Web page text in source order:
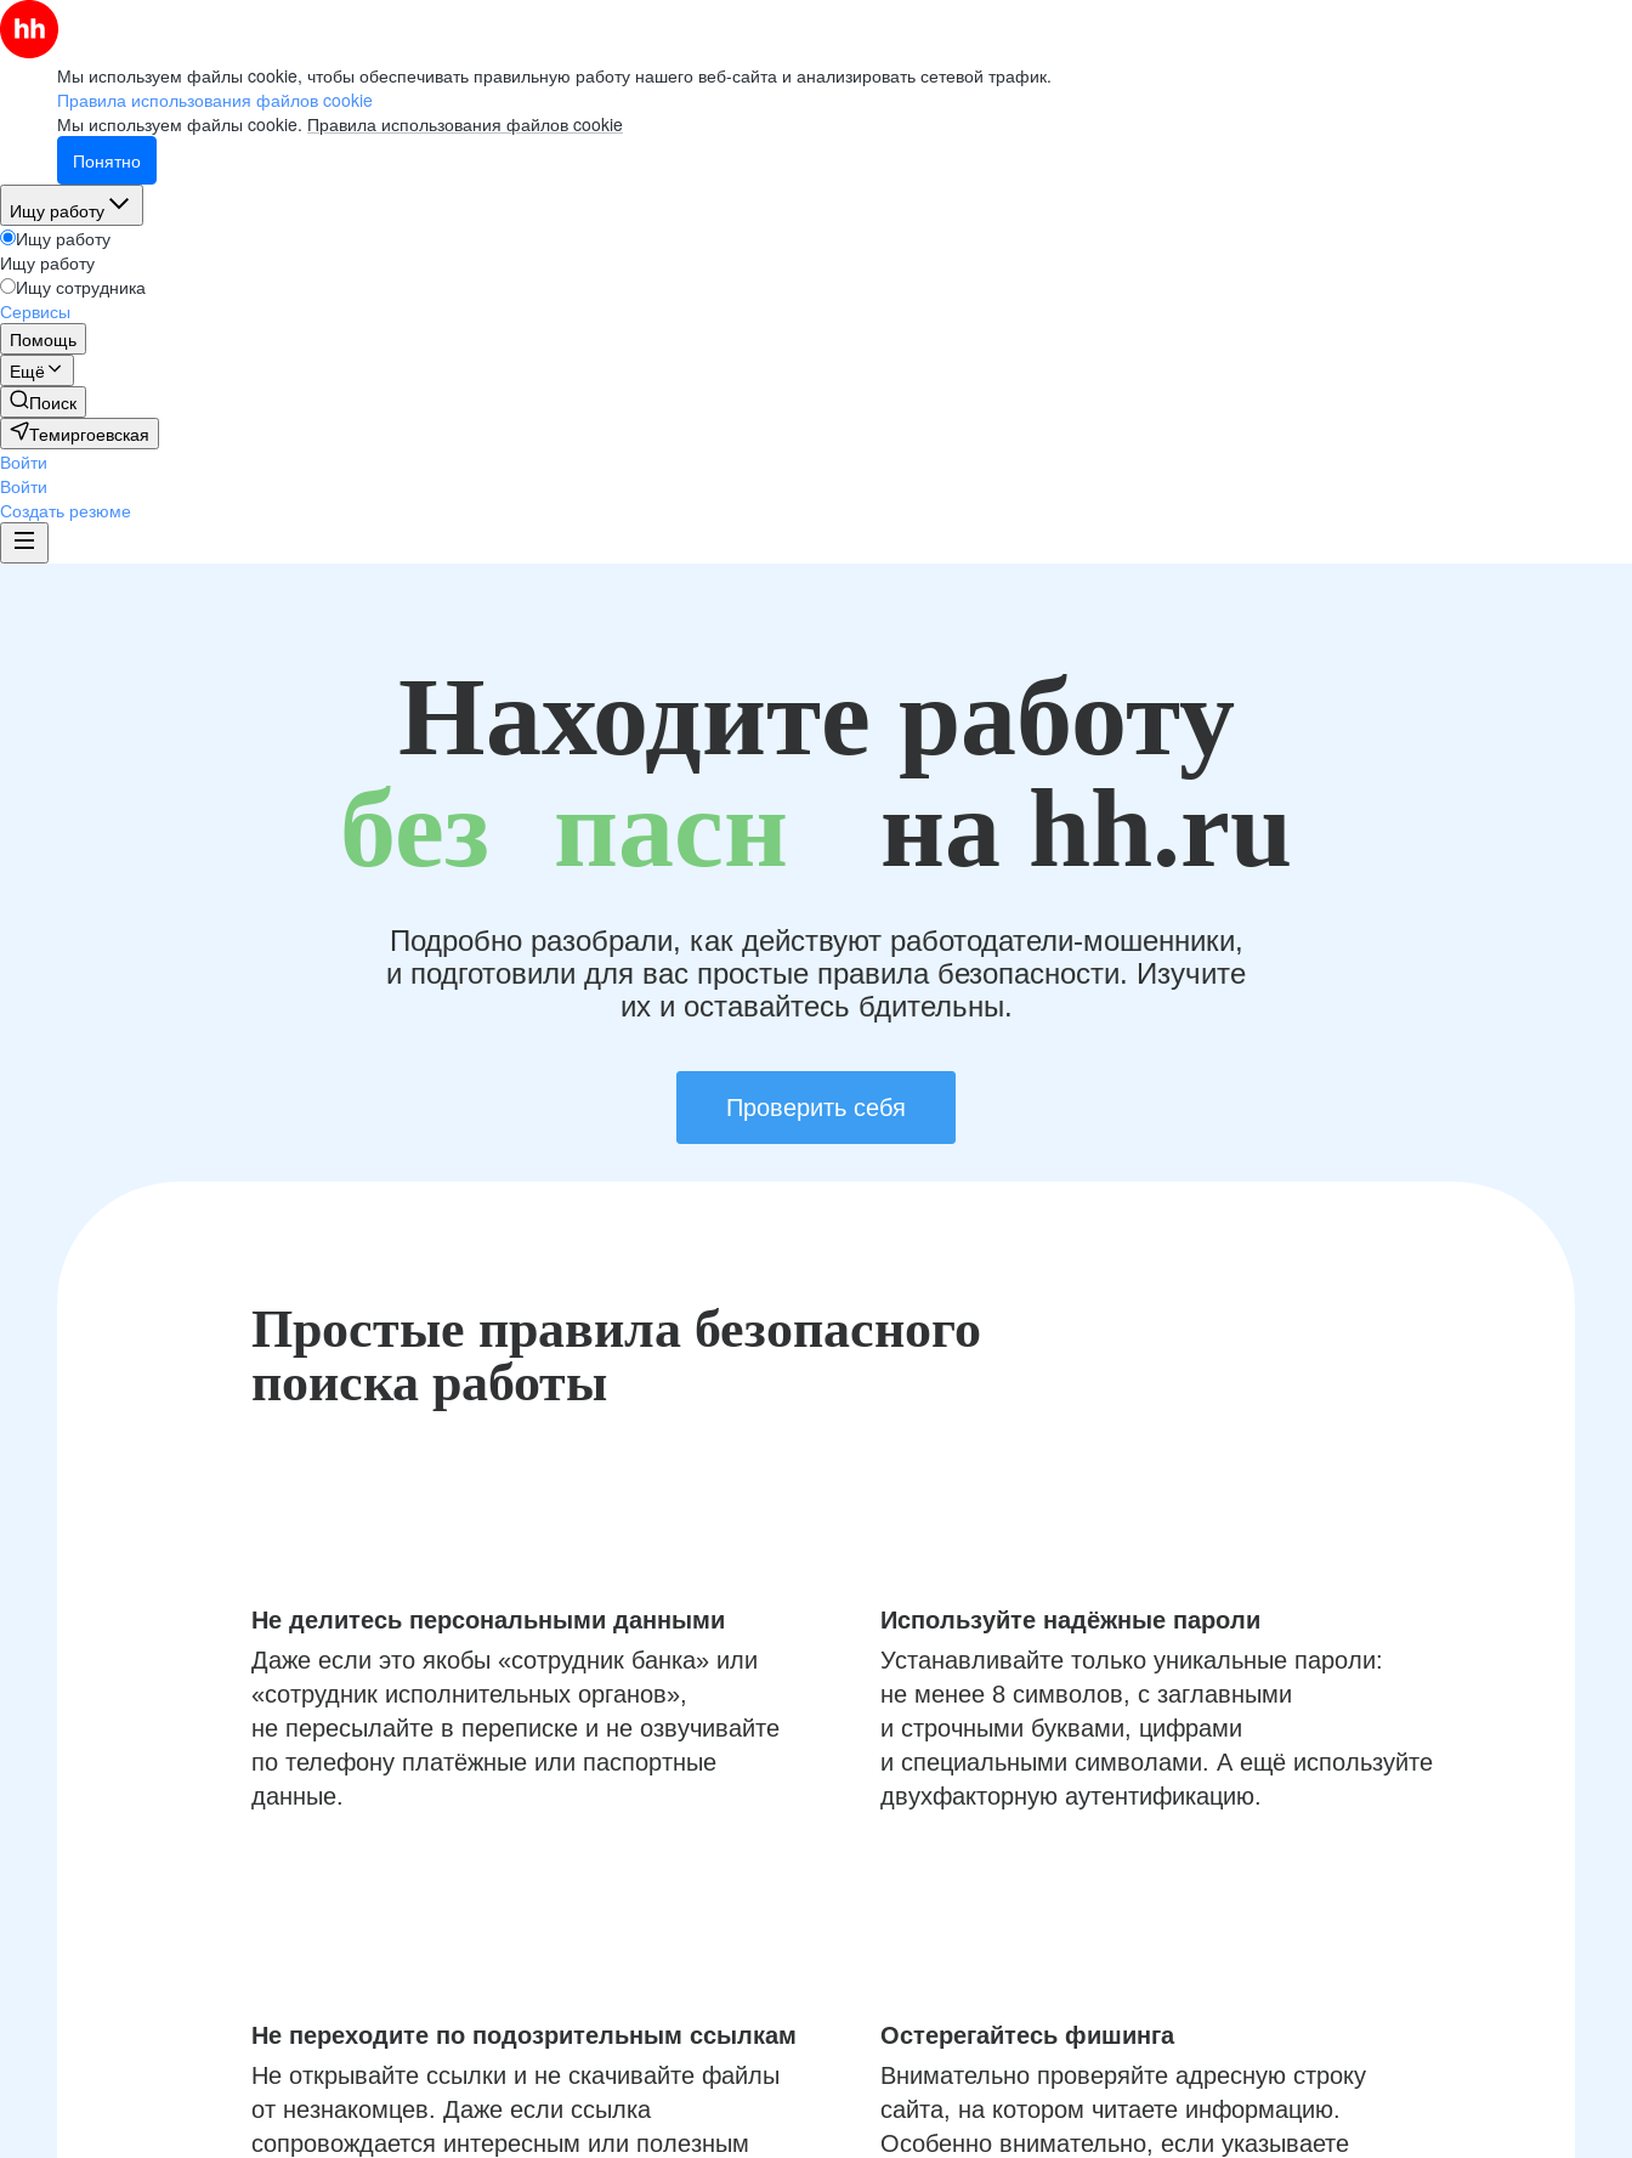
Мы используем файлы cookie, чтобы обеспечивать правильную работу нашего веб-сайта и анализировать сетевой трафик.
Правила использования файлов cookie
Мы используем файлы cookie. Правила использования файлов cookie
Понятно
Ищу работу
Ищу работу
Ищу работу
Ищу сотрудника
Сервисы
Помощь
Ещё
Поиск
Темиргоевская
Войти
Войти
Создать резюме
Находите работу
без пасн на hh.ru
Подробно разобрали, как действуют работодатели-мошенники,
и подготовили для вас простые правила безопасности. Изучите
их и оставайтесь бдительны.
Проверить себя
Простые правила безопасного
поиска работы
Не делитесь персональными данными
Даже если это якобы «сотрудник банка» или
«сотрудник исполнительных органов»,
не пересылайте в переписке и не озвучивайте
по телефону платёжные или паспортные
данные.
Используйте надёжные пароли
Устанавливайте только уникальные пароли:
не менее 8 символов, с заглавными
и строчными буквами, цифрами
и специальными символами. А ещё используйте
двухфакторную аутентификацию.
Не переходите по подозрительным ссылкам
Не открывайте ссылки и не скачивайте файлы
от незнакомцев. Даже если ссылка
сопровождается интересным или полезным
Остерегайтесь фишинга
Внимательно проверяйте адресную строку
сайта, на котором читаете информацию.
Особенно внимательно, если указываете